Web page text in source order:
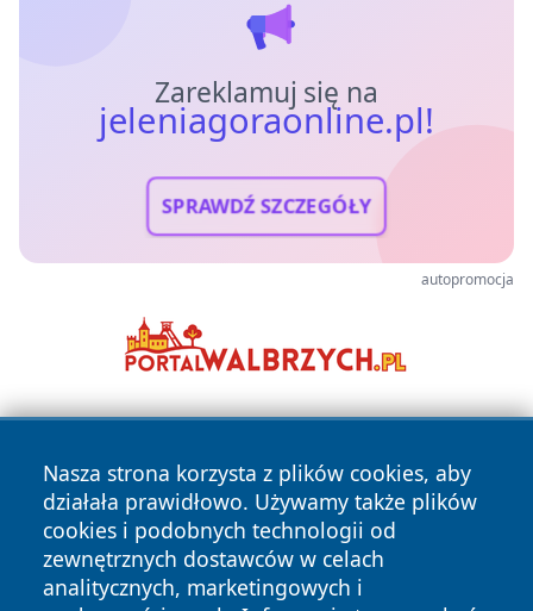
Zareklamuj się na
jeleniagoraonline.pl!
SPRAWDŹ SZCZEGÓŁY
autopromocja
Nasza strona korzysta z plików cookies, aby
działała prawidłowo. Używamy także plików
cookies i podobnych technologii od
zewnętrznych dostawców w celach
analitycznych, marketingowych i
Copyright © 2026 jeleniagoraonline.pl Wszystkie prawa
zastrzeżone.